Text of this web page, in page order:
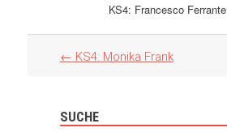
KS4: Francesco Ferrante
Artikel
← KS4: Monika Frank
SUCHE